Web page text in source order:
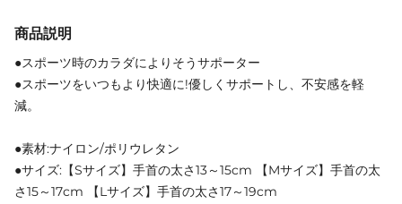
商品説明
●スポーツ時のカラダによりそうサポーター
●スポーツをいつもより快適に!優しくサポートし、不安感を軽
減。
●素材:ナイロン/ポリウレタン
●サイズ:【Sサイズ】手首の太さ13～15cm 【Mサイズ】手首の太
さ15～17cm 【Lサイズ】手首の太さ17～19cm